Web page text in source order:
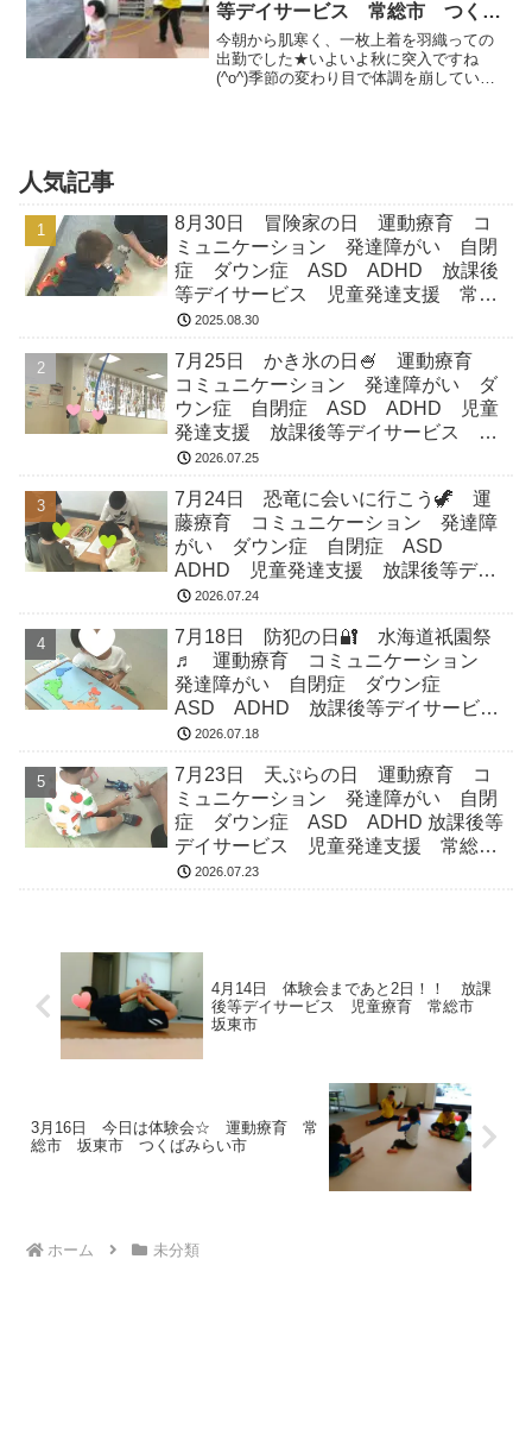
等デイサービス 常総市 つくば
みらい市 坂東市 下妻市
今朝から肌寒く、一枚上着を羽織っての
出勤でした★いよいよ秋に突入ですね
(^o^)季節の変わり目で体調を崩している
人気記事
8月30日 冒険家の日 運動療育 コ
ミュニケーション 発達障がい 自閉
症 ダウン症 ASD ADHD 放課後
等デイサービス 児童発達支援 常総
市 つくばみらい市 坂東市 守谷市
2025.08.30
7月25日 かき氷の日🍧 運動療育
コミュニケーション 発達障がい ダ
ウン症 自閉症 ASD ADHD 児童
発達支援 放課後等デイサービス 常
総市 つくばみらい市 坂東市 守谷
2026.07.25
7月24日 恐竜に会いに行こう🦖 運
藤療育 コミュニケーション 発達障
がい ダウン症 自閉症 ASD
ADHD 児童発達支援 放課後等デイ
サービス 常総市 つくばみらい市
2026.07.24
7月18日 防犯の日🔐 水海道祇園祭
♬ 運動療育 コミュニケーション
発達障がい 自閉症 ダウン症
ASD ADHD 放課後等デイサービ
ス 児童発達支援 常総市 つくばみ
2026.07.18
7月23日 天ぷらの日 運動療育 コ
ミュニケーション 発達障がい 自閉
症 ダウン症 ASD ADHD 放課後等
デイサービス 児童発達支援 常総
市 つくばみらい市 坂東市 守谷市
2026.07.23
4月14日 体験会まであと2日！！ 放課
後等デイサービス 児童療育 常総市
坂東市
3月16日 今日は体験会☆ 運動療育 常
総市 坂東市 つくばみらい市
ホーム 未分類